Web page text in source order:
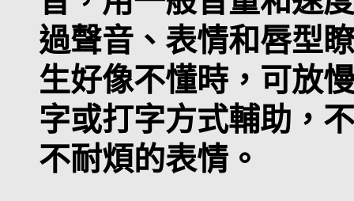
過聲音、表情和唇型
生好像不懂時，可放
字或打字方式輔助，
不耐煩的表情。